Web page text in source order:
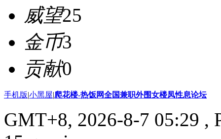
威望25
金币3
贡献0
手机版|小黑屋|爬花楼-热饭网全国兼职外围女楼凤性息论坛
GMT+8, 2026-8-7 05:29 ,